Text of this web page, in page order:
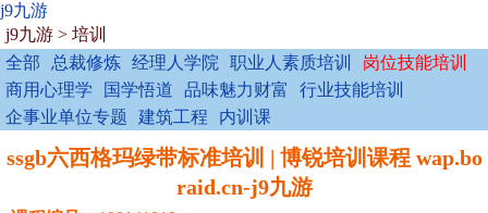
j9九游
j9九游 > 培训
全部
总裁修炼 经理人学院 职业人素质培训
岗位技能培训
商用心理学
国学悟道 品味魅力财富
行业技能培训
企事业单位专题
建筑工程 内训课
ssgb六西格玛绿带标准培训 | 博锐培训课程 wap.bo
raid.cn-j9九游